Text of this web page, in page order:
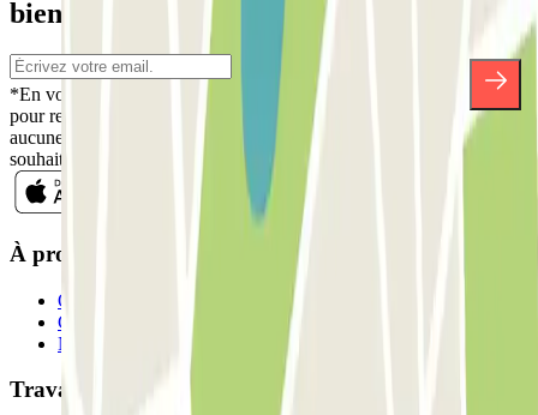
bien d'autres surprises.
*En vous inscrivant, vous acceptez notre politique de confidentialité
pour recevoir des communications commerciales de Parclick. Sans
aucune obligation, vous pouvez vous désinscrire quand vous le
souhaitez dans la même newsletter.
À propos de Parclick
Qui sommes-nous ?
Comment ça marche?
Nos parkings
Travaillons ensemble?